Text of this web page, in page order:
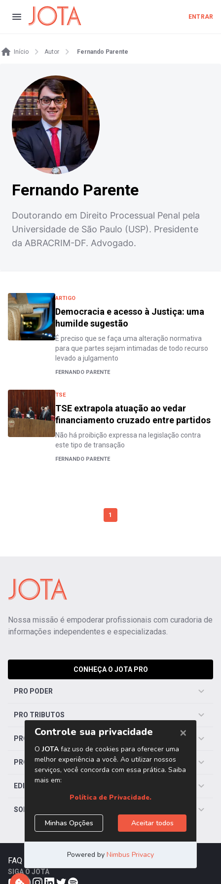
ENTRAR
Início Autor Fernando Parente
Fernando Parente
Doutorando em Direito Processual Penal pela
Universidade de São Paulo (USP). Presidente
da ABRACRIM-DF. Advogado.
ARTIGO
Democracia e acesso à Justiça: uma
humilde sugestão
É preciso que se faça uma alteração normativa
para que partes sejam intimadas de todo recurso
levado a julgamento
FERNANDO PARENTE
TSE
TSE extrapola atuação ao vedar
financiamento cruzado entre partidos
Não há proibição expressa na legislação contra
este tipo de transação
FERNANDO PARENTE
1
Nossa missão é empoderar profissionais com curadoria de
informações independentes e especializadas.
CONHEÇA O JOTA PRO
PRO PODER
PRO TRIBUTOS
PRO TRABALHISTA
PRO SAÚDE
EDITORIAS
SOBRE O JOTA
FAQ Trabalhe Conosco
SIGA O JOTA